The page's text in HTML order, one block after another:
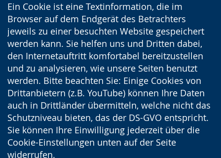
Ein Cookie ist eine Textinformation, die im
Browser auf dem Endgerät des Betrachters
jeweils zu einer besuchten Website gespeichert
werden kann. Sie helfen uns und Dritten dabei,
den Internetauftritt komfortabel bereitzustellen
und zu analysieren, wie unsere Seiten benutzt
werden. Bitte beachten Sie: Einige Cookies von
Drittanbietern (z.B. YouTube) können Ihre Daten
auch in Drittländer übermitteln, welche nicht das
Schutzniveau bieten, das der DS-GVO entspricht.
Sie können Ihre Einwilligung jederzeit über die
Cookie-Einstellungen unten auf der Seite
widerrufen.